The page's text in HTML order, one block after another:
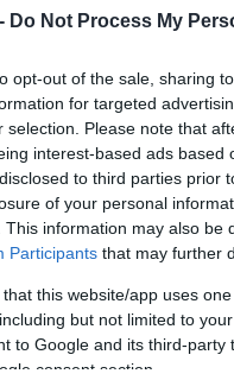
Do Not Process My
opt-out of the sale, sharing
for targeted
selection. Please note that
interest-based ads
to third parties prior
of your personal
This information may also be
Participants that may further
that this website/app uses
but not limited to
to Google and its third-
consent section.
επένδυσης
ικανότητα